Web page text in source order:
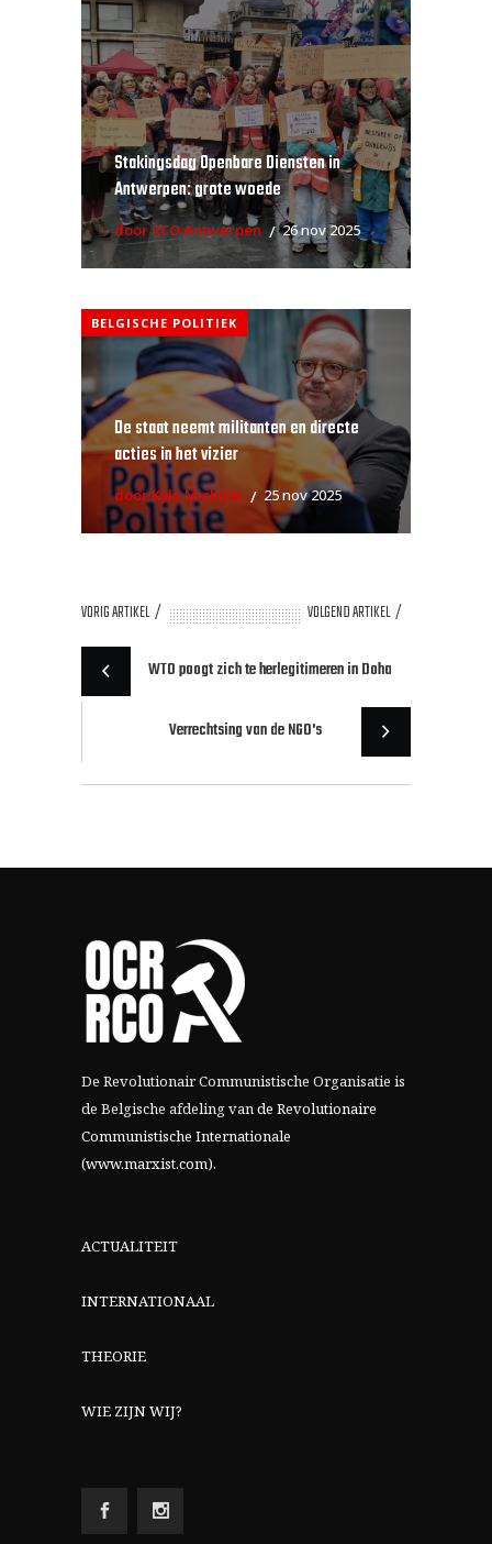
Stakingsdag Openbare Diensten in
Antwerpen: grote woede
door RCO Antwerpen 26 nov 2025
BELGISCHE POLITIEK
De staat neemt militanten en directe
acties in het vizier
door Kyle Michiels 25 nov 2025
VORIG ARTIKEL VOLGEND ARTIKEL
WTO poogt zich te herlegitimeren in Doha
Verrechtsing van de NGO's
De Revolutionair Communistische Organisatie is
de Belgische afdeling vande Revolutionaire
Communistische Internationale
(www.marxist.com).
ACTUALITEIT
INTERNATIONAAL
THEORIE
WIE ZIJN WIJ?